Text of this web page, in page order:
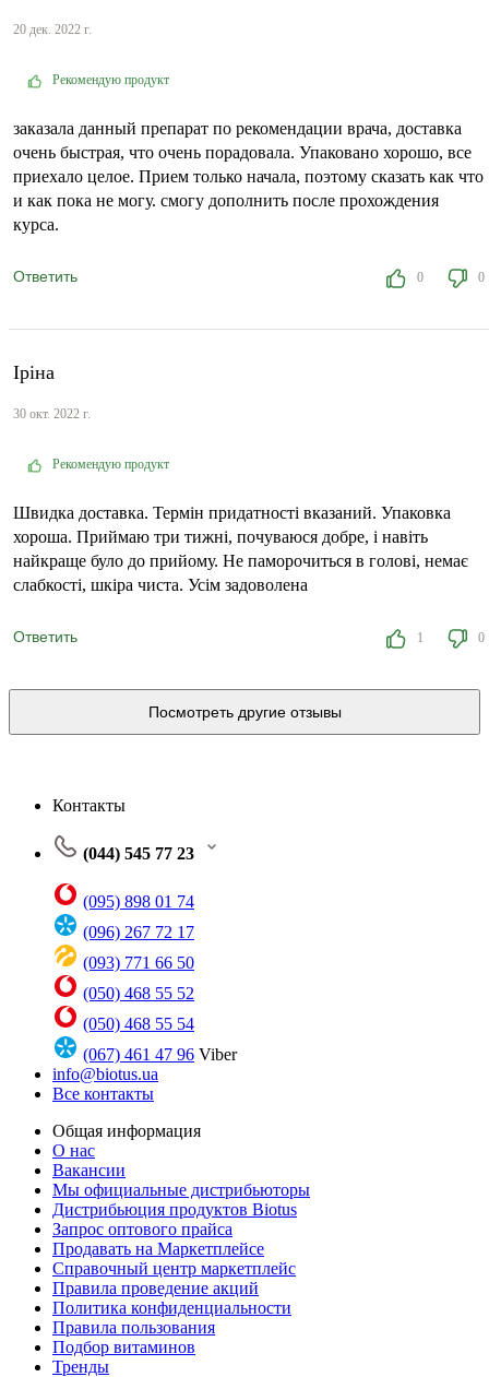
20 дек. 2022 г.
Рекомендую продукт
заказала данный препарат по рекомендации врача, доставка
очень быстрая, что очень порадовала. Упаковано хорошо, все
приехало целое. Прием только начала, поэтому сказать как что
и как пока не могу. смогу дополнить после прохождения
курса.
Ответить 0 0
Іріна
30 окт. 2022 г.
Рекомендую продукт
Швидка доставка. Термін придатності вказаний. Упаковка
хороша. Приймаю три тижні, почуваюся добре, і навіть
найкраще було до прийому. Не паморочиться в голові, немає
слабкості, шкіра чиста. Усім задоволена
Ответить 1 0
Посмотреть другие отзывы
Контакты
(044) 545 77 23
(095) 898 01 74
(096) 267 72 17
(093) 771 66 50
(050) 468 55 52
(050) 468 55 54
(067) 461 47 96 Viber
info@biotus.ua
Все контакты
Общая информация
О нас
Вакансии
Мы официальные дистрибьюторы
Дистрибьюция продуктов Biotus
Запрос оптового прайса
Продавать на Маркетплейсе
Справочный центр маркетплейс
Правила проведение акций
Политика конфиденциальности
Правила пользования
Подбор витаминов
Тренды